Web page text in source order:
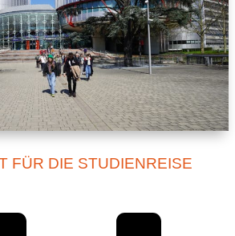
FÜR DIE STUDIENREISE